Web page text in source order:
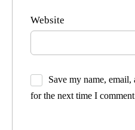
Website
Save my name,
for the next time I